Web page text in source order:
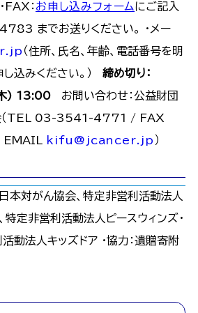
・FAX： お申し込みフォームにご記入
までお送りください。 ・メー
（住所、氏名、年齢、電話番号を明
込みください。） 締め切り：
) 13:00お問い合わせ：公益財団
（TEL 03-3541-4771 / FAX
kifu@jcancer.jp ）
本対がん協会、特定非営利活動法人
特定非営利活動法人ピースウィンズ・
動法人キッズドア ・協力：遺贈寄附